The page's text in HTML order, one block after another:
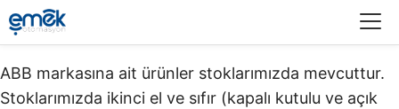
ABB markasına ait ürünler stoklarımızda mevcuttur.
Stoklarımızda ikinci el ve sıfır (kapalı kutulu ve açık